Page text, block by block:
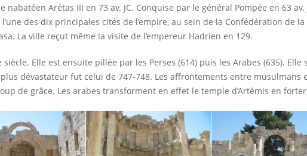
Arétas III en 73 av. JC. Conquise par le général Pompée en 63 av.
des dix principales cités de l’empire, au sein de la Confédération de la
La ville reçut même la visite de l’empereur Hadrien en 129.
siècle. Elle est ensuite pillée par les Perses (614) puis les Arabes (635). Elle
dévastateur fut celui de 747-748. Les affrontements entre musulmans
de grâce. Les arabes transforment en effet le temple d’Artémis en